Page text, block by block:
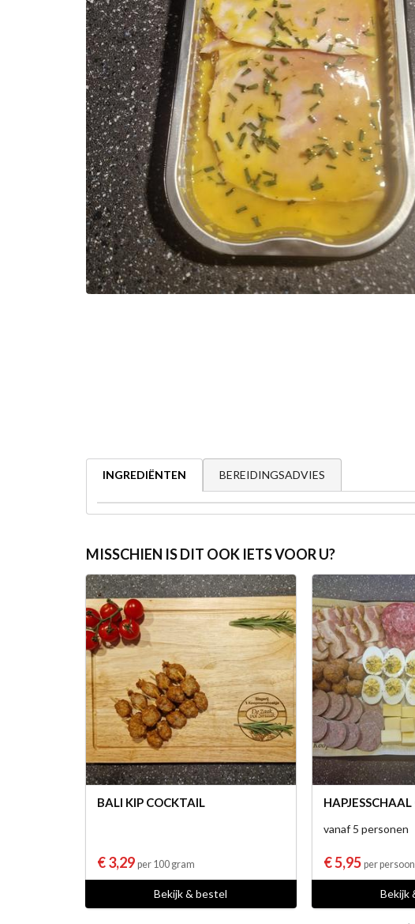
INGREDIËNTEN BEREIDINGSADVIES
MISSCHIEN IS DIT OOK IETS VOOR U?
BALI KIP COCKTAIL
€ 3,29 per 100 gram
Bekijk & bestel
vanaf 5 personen
€ 5,95 per persoon
Bekijk